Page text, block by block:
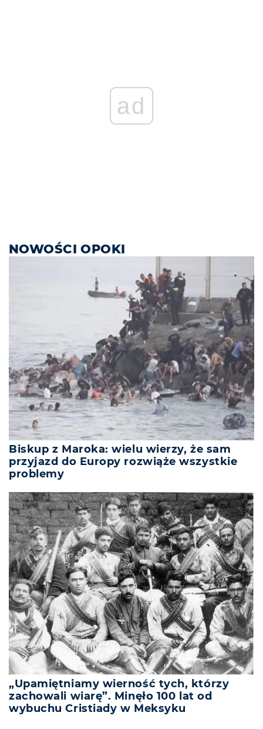
ad
NOWOŚCI OPOKI
Biskup z Maroka: wielu wierzy, że sam
przyjazd do Europy rozwiąże wszystkie
problemy
„Upamiętniamy wierność tych, którzy
zachowali wiarę”. Minęło 100 lat od
wybuchu Cristiady w Meksyku